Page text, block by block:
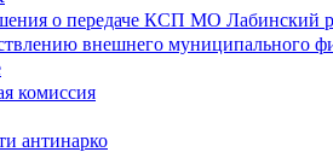
о передаче КСП МО Лабинский
внешнего муниципального
комиссия
антинарко